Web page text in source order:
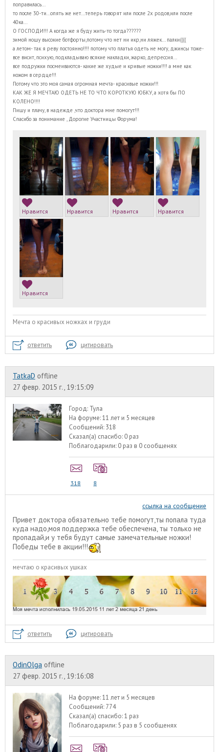
поправилась...
то после 30-ти...опять же нет...теперь говорят или после 2х родов,или после
40ка...
О ГОСПОДИ!!! А когда же я буду жить-то тогда??????
зимой ношу высокие ботфорты,потому что нет ни икр,ни ляжек... палки((((
а летом- так я реву постоянно!!!! потому что платья одеть не могу, джинсы тоже-
все висит, психую, подкладываю всякие накладки, жарко, депрессия...
все подружки посмеиваются- какие же худые и кривые ножки!!!! а мне как
ножом в сердце!!!
Потому что это моя самая огромная мечта- красивые ножки!!!
КАК ЖЕ Я МЕЧТАЮ ОДЕТЬ НЕ ТО ЧТО КОРОТКУЮ ЮБКУ, а хотя бы ПО
КОЛЕНО!!!!
Пишу и плачу, в надежде ,что доктора мне помогут!!!
Спасибо за понимание , Дорогие Участницы Форума!
Нравится Нравится Нравится Нравится
Нравится
Мечта о красивых ножках и груди
ответить цитировать
TatkaD offline
27 февр. 2015 г., 19:15:09
Город: Тула
На форуме:11 лет и 5 месяцев
Сообщений: 318
Сказал(а) спасибо: 0 раз
Поблагодарили: 0 раз в 0 сообщенях
318 8
ссылка на сообщение
Привет доктора обязательно тебе помогут,ты попала туда
куда надо,моя поддержка тебе обеспечена, ты только не
пропадай,и у тебя будут самые замечательные ножки!
Победы тебе в акции!!!
мечтаю о красивых ушках
ответить цитировать
OdinOlga offline
27 февр. 2015 г., 19:16:08
На форуме:11 лет и 5 месяцев
Сообщений: 774
Сказал(а) спасибо:1 раз
Поблагодарили: 5 раз в 5 сообщенях